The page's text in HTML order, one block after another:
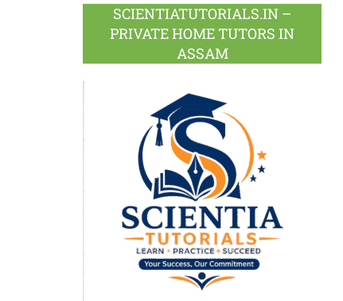
SCIENTIATUTORIALS.IN –
PRIVATE HOME TUTORS IN
ASSAM